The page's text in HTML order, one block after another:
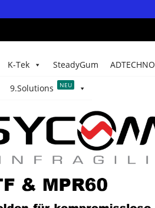
ADTECHNO
SteadyGum
K-Tek
9.Solutions NEU